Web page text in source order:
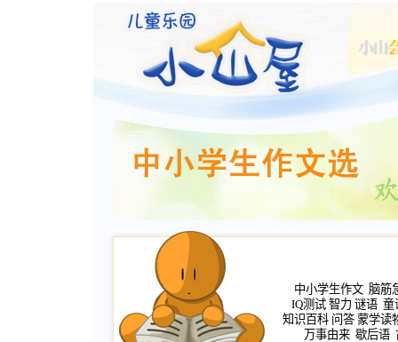
中小学生作文 脑筋
IQ测试 智力 谜语 童
知识百科 问答 蒙学读
万事由来 歇后语